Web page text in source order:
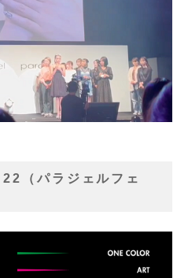
（パラジェルフェ